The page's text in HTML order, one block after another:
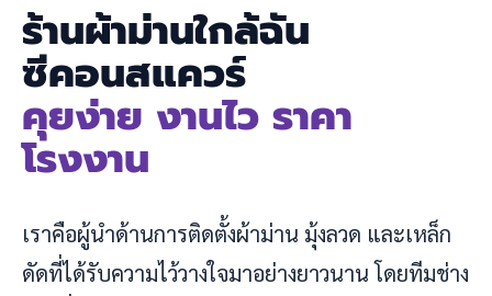
ร้านผ้าม่านใกล้ฉัน
ซีคอนสแควร์
คุยง่าย งานไว ราคา
โรงงาน
เราคือผู้นำด้านการติดตั้งผ้าม่าน มุ้งลวด และเหล็ก
ดัดที่ได้รับความไว้วางใจมาอย่างยาวนาน โดยทีมช่าง